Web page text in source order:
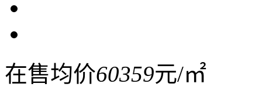
在售均价60359元/㎡